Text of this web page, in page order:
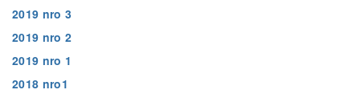
2019 nro 3
2019 nro 2
2019 nro 1
2018 nro1